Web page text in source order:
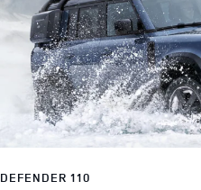
DEFENDER 110